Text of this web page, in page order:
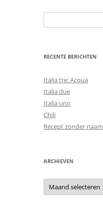
naar:
RECENTE BERICHTEN
Italia tre: Acqua
Italia due
Italia uno
Chili
Recept zonder naam
ARCHIEVEN
Archieven